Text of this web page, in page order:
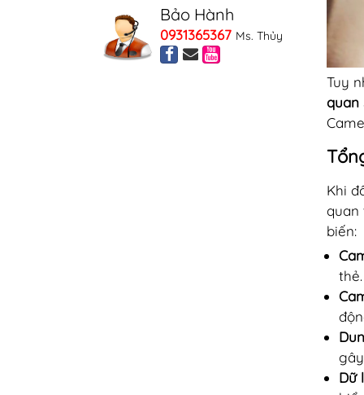
Tuy
quan
Khi
quan
biến:
thẻ.
Dữ
Bảo Hành
0931365367 Ms. Thủy